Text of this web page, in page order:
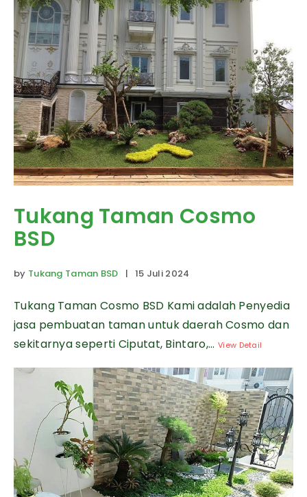
Tukang Taman Cosmo
BSD
by Tukang Taman BSD | 15 Juli 2024
Tukang Taman Cosmo BSD Kami adalah Penyedia
jasa pembuatan taman untuk daerah Cosmo dan
sekitarnya seperti Ciputat, Bintaro,... View Detail